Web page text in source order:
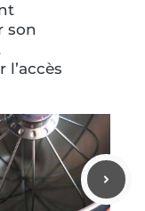
son
l’accès